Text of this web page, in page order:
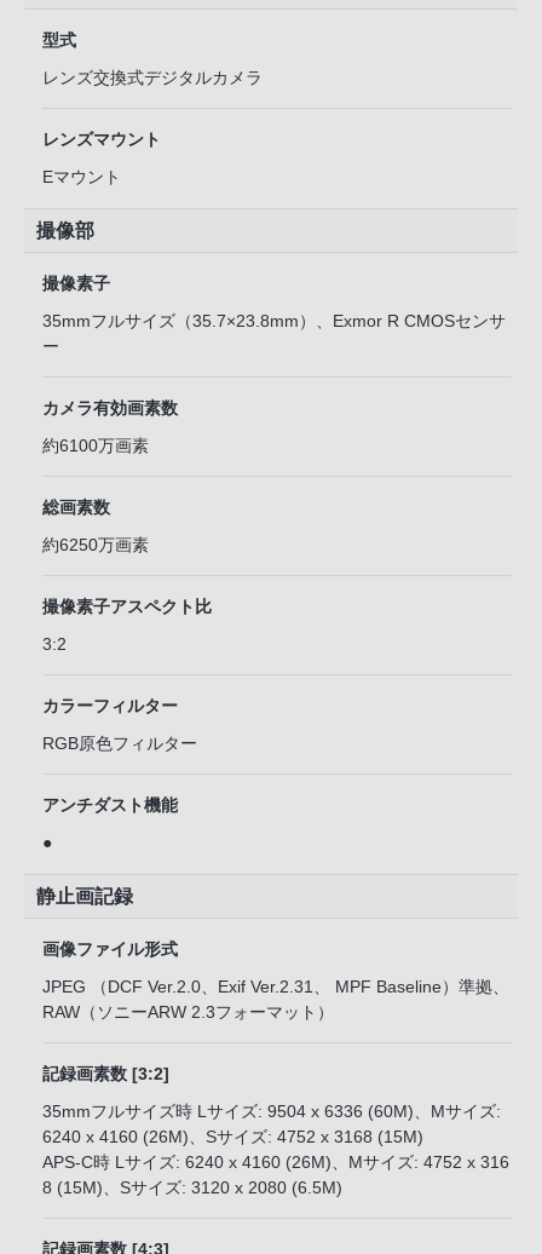
型式
レンズ交換式デジタルカメラ
レンズマウント
Eマウント
撮像部
撮像素子
35mmフルサイズ（35.7×23.8mm）、Exmor R CMOSセンサ
ー
カメラ有効画素数
約6100万画素
総画素数
約6250万画素
撮像素子アスペクト比
3:2
カラーフィルター
RGB原色フィルター
アンチダスト機能
●
静止画記録
画像ファイル形式
JPEG （DCF Ver.2.0、Exif Ver.2.31、 MPF Baseline）準拠、
RAW（ソニーARW 2.3フォーマット）
記録画素数 [3:2]
35mmフルサイズ時 Lサイズ: 9504 x 6336 (60M)、Mサイズ:
6240 x 4160 (26M)、Sサイズ: 4752 x 3168 (15M)
APS-C時 Lサイズ: 6240 x 4160 (26M)、Mサイズ: 4752 x 316
8 (15M)、Sサイズ: 3120 x 2080 (6.5M)
記録画素数 [4:3]